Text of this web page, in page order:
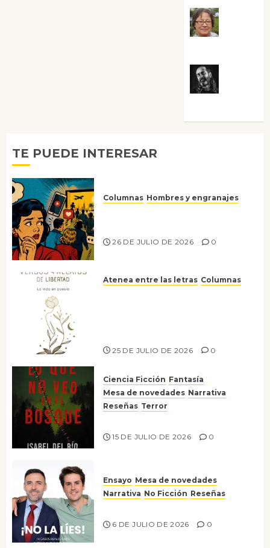
TE PUEDE INTERESAR
Columnas Hombres y engranajes
26 DE JULIO DE 2026 0
Atenea entre las letras Columnas
25 DE JULIO DE 2026 0
Ciencia Ficción Fantasía
Mesa de novedades Narrativa
Reseñas Terror
15 DE JULIO DE 2026 0
Ensayo Mesa de novedades
Narrativa No Ficción Reseñas
6 DE JULIO DE 2026 0